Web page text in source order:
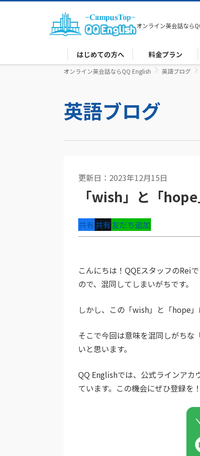
オンライン英会話なら
はじめての方へ 料金プラン
オンライン英会話ならQQ English 英語ブログ
英語ブログ
更新日：2023年12月15日
「wish」と「
共有共有友だち追加
こんにちは！QQEスタッフのRei
ので、混同してしまいがちです。
しかし、この「wish」と「hope
そこで今回は意味を混同しがち
いと思います。
QQ Englishでは、公式ラインア
ています。この機会にぜひ登録を！